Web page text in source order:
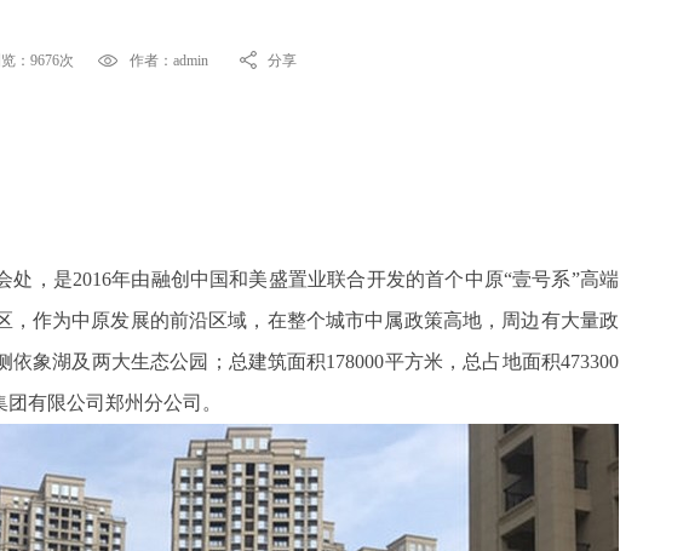
：9676次 作者：admin 分享
，是2016年由融创中国和美盛置业联合开发的首个中原“壹号系”高端
作为中原发展的前沿区域，在整个城市中属政策高地，周边有大量政
象湖及两大生态公园；总建筑面积178000平方米，总占地面积473300
有限公司郑州分公司。
鑫腾越LXSF电子远传智能水表